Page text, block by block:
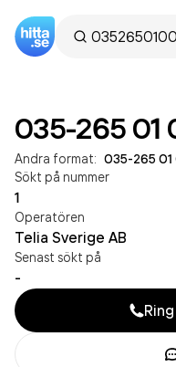
035-265 01
Andra format: 035-265
Sökt på nummer
1
Operatören
Telia Sverige AB
Senast sökt på
-
Ring